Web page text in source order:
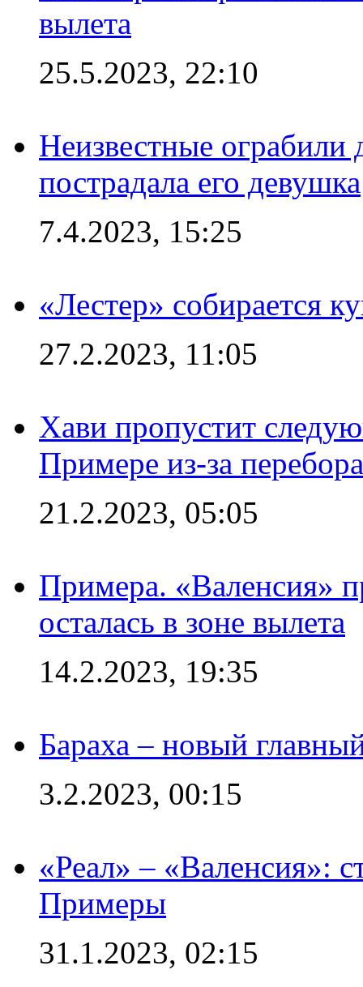
вылета
25.5.2023, 22:10
Неизвестные
пострадала его девушка
7.4.2023, 15:25
«Лестер» собирается
27.2.2023, 11:05
Хави пропустит
Примере из-за
21.2.2023, 05:05
Примера. «Валенсия»
осталась в зоне вылета
14.2.2023, 19:35
Бараха – новый
3.2.2023, 00:15
«Реал» – «Валенсия»:
Примеры
31.1.2023, 02:15